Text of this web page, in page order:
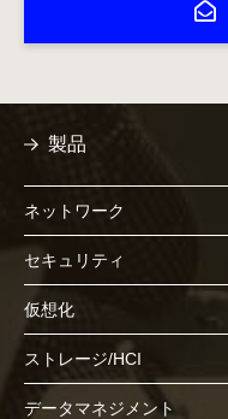
製品
ネットワーク
セキュリティ
仮想化
ストレージ/HCI
データマネジメント